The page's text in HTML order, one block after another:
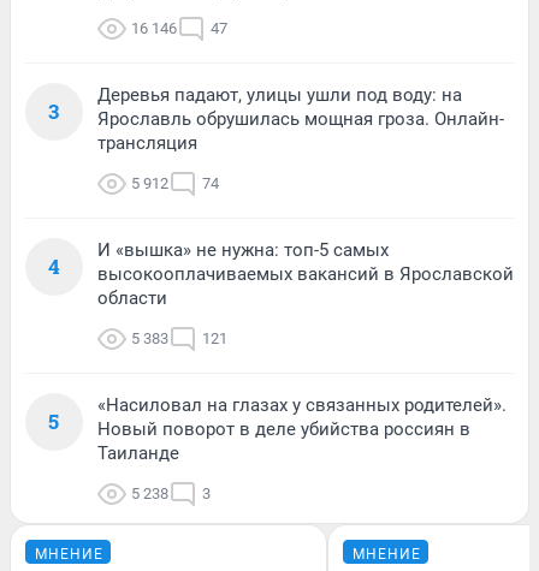
16 146 47
3
Деревья падают, улицы ушли под воду: на
Ярославль обрушилась мощная гроза. Онлайн-
трансляция
5 912 74
4
И «вышка» не нужна: топ-5 самых
высокооплачиваемых вакансий в Ярославской
области
5 383 121
5
«Насиловал на глазах у связанных родителей».
Новый поворот в деле убийства россиян в
Таиланде
5 238 3
МНЕНИЕ МНЕНИЕ